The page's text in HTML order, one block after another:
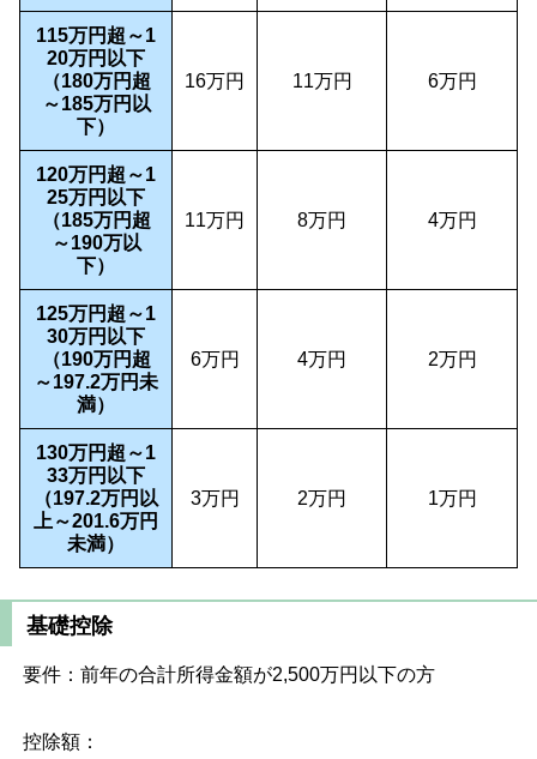
115万円超～1
20万円以下
（180万円超
～185万円以
下）
16万円 11万円 6万円
120万円超～1
25万円以下
（185万円超
～190万以
下）
11万円 8万円 4万円
125万円超～1
30万円以下
（190万円超
～197.2万円未
満）
6万円 4万円 2万円
130万円超～1
33万円以下
（197.2万円以
上～201.6万円
未満）
3万円 2万円 1万円
基礎控除
要件：前年の合計所得金額が2,500万円以下の方
控除額：